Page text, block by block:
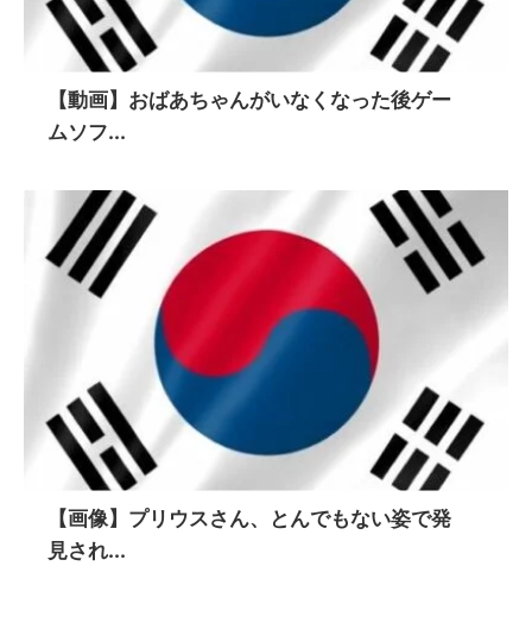
【動画】おばあちゃんがいなくなった後ゲー
ムソフ...
【画像】プリウスさん、とんでもない姿で発
見され...